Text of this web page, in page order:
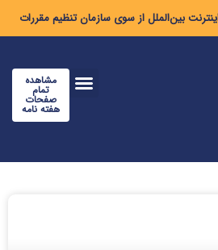
مشاهده
تمام
صفحات
هفته نامه